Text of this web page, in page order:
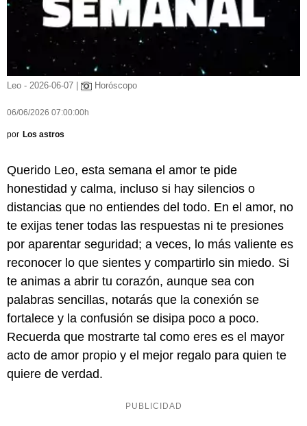
Leo - 2026-06-07 | Horóscopo
06/06/2026 07:00:00h
por Los astros
Querido Leo, esta semana el amor te pide
honestidad y calma, incluso si hay silencios o
distancias que no entiendes del todo. En el amor, no
te exijas tener todas las respuestas ni te presiones
por aparentar seguridad; a veces, lo más valiente es
reconocer lo que sientes y compartirlo sin miedo. Si
te animas a abrir tu corazón, aunque sea con
palabras sencillas, notarás que la conexión se
fortalece y la confusión se disipa poco a poco.
Recuerda que mostrarte tal como eres es el mayor
acto de amor propio y el mejor regalo para quien te
quiere de verdad.